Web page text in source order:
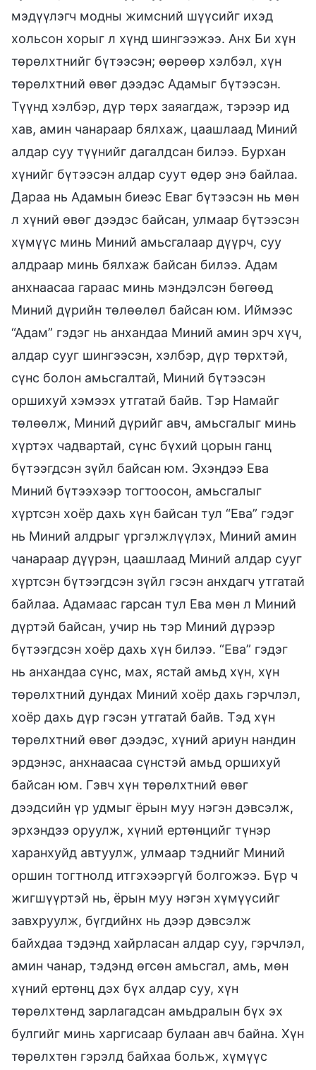
мэдүүлэгч модны жимсний шүүсийг ихэд
хольсон хорыг л хүнд шингээжээ. Анх Би хүн
төрөлхтнийг бүтээсэн; өөрөөр хэлбэл, хүн
төрөлхтний өвөг дээдэс Адамыг бүтээсэн.
Түүнд хэлбэр, дүр төрх заяагдаж, тэрээр ид
хав, амин чанараар бялхаж, цаашлаад Миний
алдар суу түүнийг дагалдсан билээ. Бурхан
хүнийг бүтээсэн алдар суут өдөр энэ байлаа.
Дараа нь Адамын биеэс Еваг бүтээсэн нь мөн
л хүний өвөг дээдэс байсан, улмаар бүтээсэн
хүмүүс минь Миний амьсгалаар дүүрч, суу
алдраар минь бялхаж байсан билээ. Адам
анхнаасаа гараас минь мэндэлсэн бөгөөд
Миний дүрийн төлөөлөл байсан юм. Иймээс
“Адам” гэдэг нь анхандаа Миний амин эрч хүч,
алдар сууг шингээсэн, хэлбэр, дүр төрхтэй,
сүнс болон амьсгалтай, Миний бүтээсэн
оршихуй хэмээх утгатай байв. Тэр Намайг
төлөөлж, Миний дүрийг авч, амьсгалыг минь
хүртэх чадвартай, сүнс бүхий цорын ганц
бүтээгдсэн зүйл байсан юм. Эхэндээ Ева
Миний бүтээхээр тогтоосон, амьсгалыг
хүртсэн хоёр дахь хүн байсан тул “Ева” гэдэг
нь Миний алдрыг үргэлжлүүлэх, Миний амин
чанараар дүүрэн, цаашлаад Миний алдар сууг
хүртсэн бүтээгдсэн зүйл гэсэн анхдагч утгатай
байлаа. Адамаас гарсан тул Ева мөн л Миний
дүртэй байсан, учир нь тэр Миний дүрээр
бүтээгдсэн хоёр дахь хүн билээ. “Ева” гэдэг
нь анхандаа сүнс, мах, ястай амьд хүн, хүн
төрөлхтний дундах Миний хоёр дахь гэрчлэл,
хоёр дахь дүр гэсэн утгатай байв. Тэд хүн
төрөлхтний өвөг дээдэс, хүний ариун нандин
эрдэнэс, анхнаасаа сүнстэй амьд оршихуй
байсан юм. Гэвч хүн төрөлхтний өвөг
дээдсийн үр удмыг ёрын муу нэгэн дэвсэлж,
эрхэндээ оруулж, хүний ертөнцийг түнэр
харанхуйд автуулж, улмаар тэднийг Миний
оршин тогтнолд итгэхээргүй болгожээ. Бүр ч
жигшүүртэй нь, ёрын муу нэгэн хүмүүсийг
завхруулж, бүгдийнх нь дээр дэвсэлж
байхдаа тэдэнд хайрласан алдар суу, гэрчлэл,
амин чанар, тэдэнд өгсөн амьсгал, амь, мөн
хүний ертөнц дэх бүх алдар суу, хүн
төрөлхтөнд зарлагадсан амьдралын бүх эх
булгийг минь харгисаар булаан авч байна. Хүн
төрөлхтөн гэрэлд байхаа больж, хүмүүс